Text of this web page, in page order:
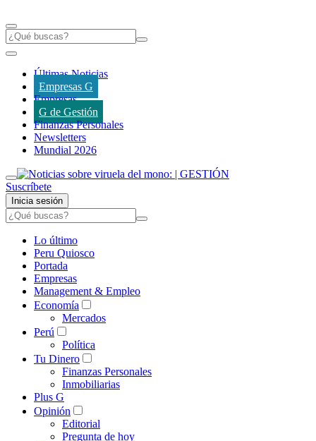
Últimas Noticias
Empresas G
Empresas
G de Gestión
Finanzas Personales
Newsletters
Mundial 2026
Suscríbete
Inicia sesión
Lo último
Peru Quiosco
Portada
Empresas
Management & Empleo
Economía
Mercados
Perú
Política
Tu Dinero
Finanzas Personales
Inmobiliarias
Plus G
Opinión
Editorial
Pregunta de hoy